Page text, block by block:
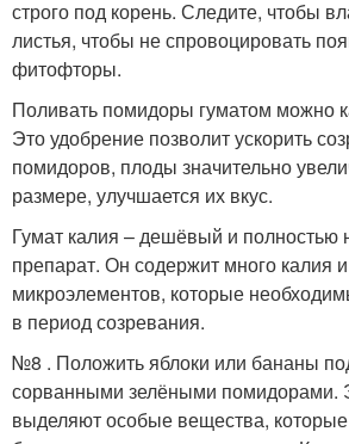
строго под корень. Следите, чтобы
листья, чтобы не спровоцировать
фитофторы.
Поливать помидоры гуматом можно
Это удобрение позволит ускорить
помидоров, плоды значительно
размере, улучшается их вкус.
Гумат калия – дешёвый и полностью
препарат. Он содержит много калия
микроэлементов, которые
в период созревания.
№8 . Положить яблоки или бананы
сорванными зелёными помидорами.
выделяют особые вещества,